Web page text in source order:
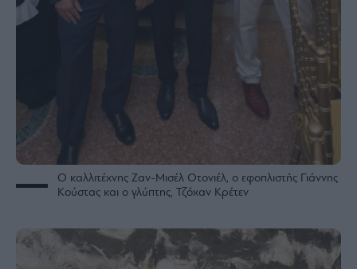
Ο καλλιτέχνης Ζαν-Μισέλ Οτονιέλ, ο εφοπλιστής Γιάννης
Κούστας και ο γλύπτης, Τζόχαν Κρέτεν